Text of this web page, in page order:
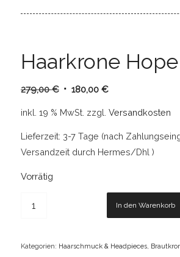
Haarkrone Hope
279,00€ Ursprünglicher
war:
279,00 €
180,00 €Aktueller
ist:
180,00 €.
inkl. 19 % MwSt. zzgl. Versandkosten
Lieferzeit: 3-7 Tage (nach
Versandzeit durch Hermes/Dhl )
Vorrätig
In den Warenkorb
Kategorien: Haarschmuck & Headpieces,